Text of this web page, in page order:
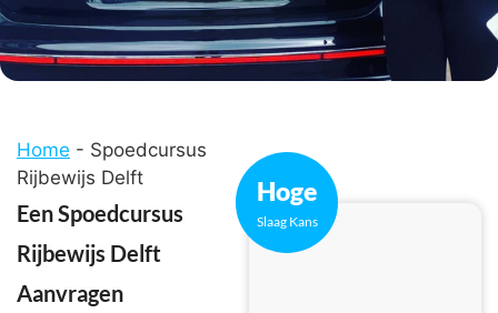
Home - Spoedcursus
Rijbewijs Delft
Een Spoedcursus
Rijbewijs Delft
Aanvragen
Hoge
Slaag Kans